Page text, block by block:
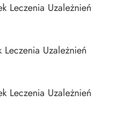
Leczenia Uzależnień
Leczenia Uzależnień
Leczenia Uzależnień